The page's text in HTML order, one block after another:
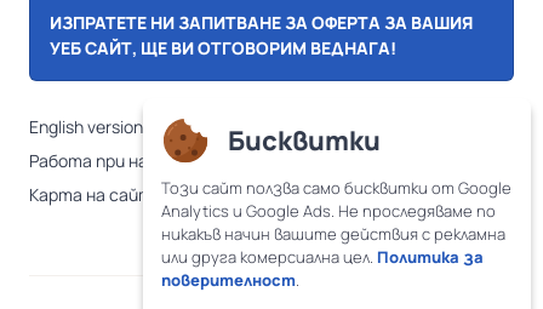
ИЗПРАТЕТЕ НИ ЗАПИТВАНЕ ЗА ОФЕРТА ЗА ВАШИЯ
УЕБ САЙТ, ЩЕ ВИ ОТГОВОРИМ ВЕДНАГА!
English version
Работа при нас
Карта на сайта
Бисквитки
Този сайт ползва само бисквитки от Google
Analytics и Google Ads. Не проследяваме по
никакъв начин вашите действия с рекламна
или друга комерсиална цел. Политика за
поверителност.